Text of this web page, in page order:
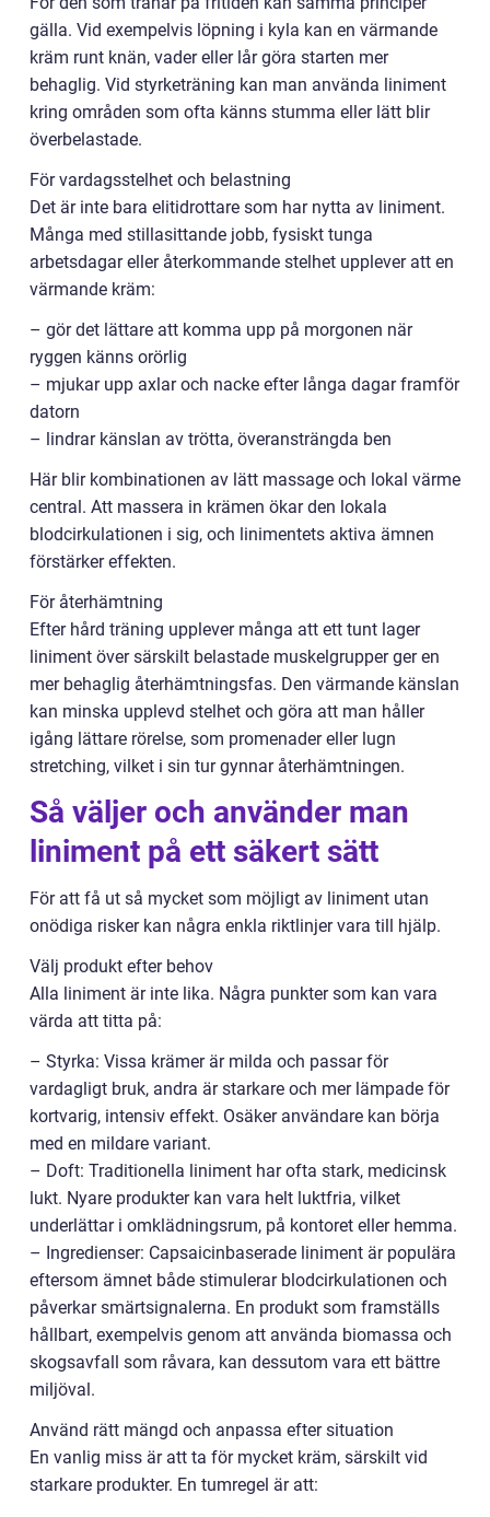
gälla. Vid exempelvis löpning i kyla kan en värmande
kräm runt knän, vader eller lår göra starten mer
behaglig. Vid styrketräning kan man använda liniment
kring områden som ofta känns stumma eller lätt blir
överbelastade.
För vardagsstelhet och belastning
Det är inte bara elitidrottare som har nytta av liniment.
Många med stillasittande jobb, fysiskt tunga
arbetsdagar eller återkommande stelhet upplever att en
värmande kräm:
– gör det lättare att komma upp på morgonen när
ryggen känns orörlig
– mjukar upp axlar och nacke efter långa dagar framför
datorn
– lindrar känslan av trötta, överansträngda ben
Här blir kombinationen av lätt massage och lokal värme
central. Att massera in krämen ökar den lokala
blodcirkulationen i sig, och linimentets aktiva ämnen
förstärker effekten.
För återhämtning
Efter hård träning upplever många att ett tunt lager
liniment över särskilt belastade muskelgrupper ger en
mer behaglig återhämtningsfas. Den värmande känslan
kan minska upplevd stelhet och göra att man håller
igång lättare rörelse, som promenader eller lugn
stretching, vilket i sin tur gynnar återhämtningen.
Så väljer och använder man
liniment på ett säkert sätt
För att få ut så mycket som möjligt av liniment utan
onödiga risker kan några enkla riktlinjer vara till hjälp.
Välj produkt efter behov
Alla liniment är inte lika. Några punkter som kan vara
värda att titta på:
– Styrka: Vissa krämer är milda och passar för
vardagligt bruk, andra är starkare och mer lämpade för
kortvarig, intensiv effekt. Osäker användare kan börja
med en mildare variant.
– Doft: Traditionella liniment har ofta stark, medicinsk
lukt. Nyare produkter kan vara helt luktfria, vilket
underlättar i omklädningsrum, på kontoret eller hemma.
– Ingredienser: Capsaicinbaserade liniment är populära
eftersom ämnet både stimulerar blodcirkulationen och
påverkar smärtsignalerna. En produkt som framställs
hållbart, exempelvis genom att använda biomassa och
skogsavfall som råvara, kan dessutom vara ett bättre
miljöval.
Använd rätt mängd och anpassa efter situation
En vanlig miss är att ta för mycket kräm, särskilt vid
starkare produkter. En tumregel är att: